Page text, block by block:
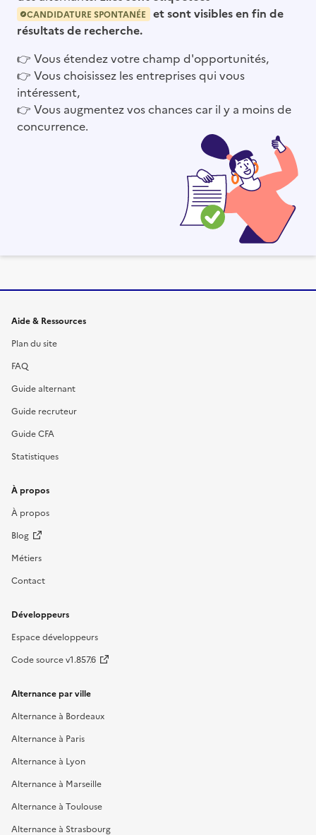
CANDIDATURE SPONTANÉE
et sont visibles en fin de
résultats de recherche.
👉 Vous étendez votre champ d'opportunités,
👉 Vous choisissez les entreprises qui vous
intéressent,
👉 Vous augmentez vos chances car il y a moins de
concurrence.
Informations et liens du site
Aide & Ressources
Plan du site
FAQ
Guide alternant
Guide recruteur
Guide CFA
Statistiques
À propos
À propos
Blog
Métiers
Contact
Développeurs
Espace développeurs
Code source v1.857.6
Alternance par ville
Alternance à Bordeaux
Alternance à Paris
Alternance à Lyon
Alternance à Marseille
Alternance à Toulouse
Alternance à Strasbourg